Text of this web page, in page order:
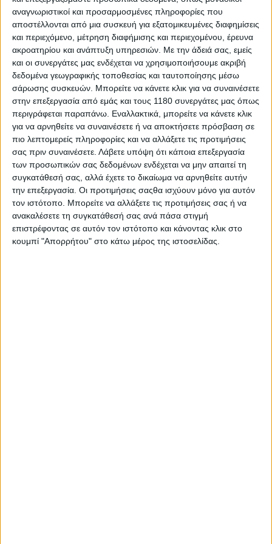
αναγνωριστικοί και προσαρμοσμένες πληροφορίες που
αποστέλλονται από μια συσκευή για εξατομικευμένες διαφημίσεις
και περιεχόμενο, μέτρηση διαφήμισης και περιεχομένου, έρευνα
ακροατηρίου και ανάπτυξη υπηρεσιών. Με την άδειά σας, εμείς
και οι συνεργάτες μας ενδέχεται να χρησιμοποιήσουμε ακριβή
δεδομένα γεωγραφικής τοποθεσίας και ταυτοποίησης μέσω
σάρωσης συσκευών. Μπορείτε να κάνετε κλικ για να συναινέσετε
στην επεξεργασία από εμάς και τους 1180 συνεργάτες μας όπως
περιγράφεται παραπάνω. Εναλλακτικά, μπορείτε να κάνετε κλικ
για να αρνηθείτε να συναινέσετε ή να αποκτήσετε πρόσβαση σε
πιο λεπτομερείς πληροφορίες και να αλλάξετε τις προτιμήσεις
σας πριν συναινέσετε. Λάβετε υπόψη ότι κάποια επεξεργασία
των προσωπικών σας δεδομένων ενδέχεται να μην απαιτεί τη
συγκατάθεσή σας, αλλά έχετε το δικαίωμα να αρνηθείτε αυτήν
την επεξεργασία. Οι προτιμήσεις σαςθα ισχύουν μόνο για αυτόν
τον ιστότοπο. Μπορείτε να αλλάξετε τις προτιμήσεις σας ή να
ανακαλέσετε τη συγκατάθεσή σας ανά πάσα στιγμή
επιστρέφοντας σε αυτόν τον ιστότοπο και κάνοντας κλικ στο
κουμπί "Απορρήτου" στο κάτω μέρος της ιστοσελίδας.
ακολουθούσαν οι Ιταλία με 79, η Γερμανία με 46 και η
Ισπανία με 42.
Στα χρόνια που μεσολάβησαν η αγορά μας ανέκαμψε
σημαντικά και με σταθερή πρόοδο έχει ξαναφτάσει
σήμερα σε επίπεδα που είχαμε να δούμε για σχεδόν 20
χρόνια. Στο ίδιο διάστημα οι ευρωπαϊκές αγορές
βιώνουν μια πιο σύνθετη κατάσταση, όπου για
παράδειγμα το 2025 έκλεισε με αισθητή πτώση για
τέσσερις από τις πέντε μεγαλύτερες αγορές: Αγγλία,
Γαλλία, Γερμανία και Ιταλία είδαν τις αγορές τους
συρρικνώνονται σε ποσοστά από -6% (Ιταλία) ως και
-36,7% (Γερμανία), με μόνη την Ισπανία να βλέπει
θετικό πρόσημο (+8,3%), ενόσω η Ελλάδα συνέχισε τη
διαρκή άνοδο μαζεύοντας άλλο ένα 3,12% για να
φτάσει στις 80.416 ταξινομήσεις της περασμένης
χρονιάς.